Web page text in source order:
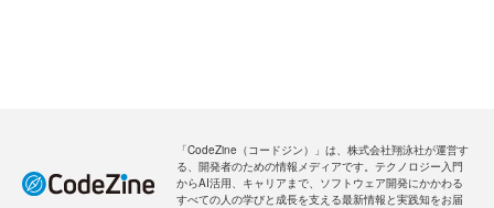
「CodeZine（コードジン）」は、株式会社翔泳社が運営す
る、開発者のための情報メディアです。テクノロジー入門
からAI活用、キャリアまで、ソフトウェア開発にかかわる
すべての人の学びと成長を支える最新情報と実践知をお届